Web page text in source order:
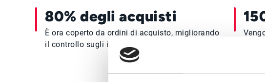
80% degli acquisti
È ora coperto da ordini di acquisto, migliorando
il controllo sugli impegni finanziari.